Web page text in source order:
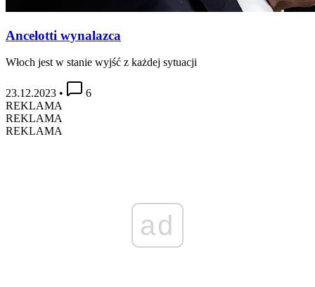
Ancelotti wynalazca
Włoch jest w stanie wyjść z każdej sytuacji
23.12.2023 •
6
REKLAMA
REKLAMA
REKLAMA
ad